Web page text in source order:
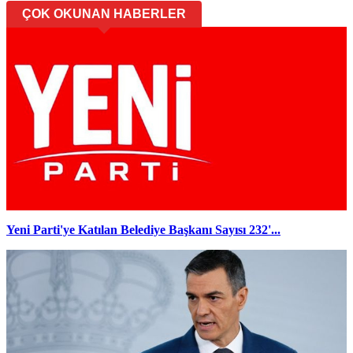
ÇOK OKUNAN HABERLER
Yeni Parti'ye Katılan Belediye Başkanı Sayısı 232'...